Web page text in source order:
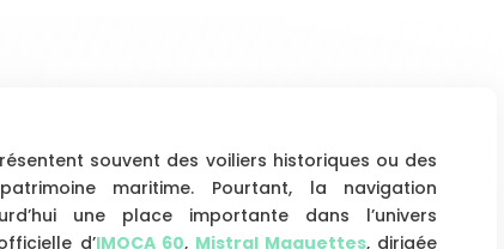
souvent des voiliers historiques ou des
maritime. Pourtant, la navigation
une place importante dans l’univers
d’IMOCA 60, Mistral Maquettes, dirigée